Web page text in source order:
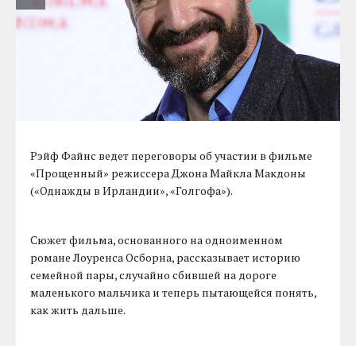
Рэйф Файнс ведет переговоры об участии в фильме
«Прощенный» режиссера Джона Майкла Макдоны
(«Однажды в Ирландии», «Голгофа»).
Сюжет фильма, основанного на одноименном
романе Лоуренса Оcборна, рассказывает историю
семейной пары, случайно сбившей на дороге
маленького мальчика и теперь пытающейся понять,
как жить дальше.